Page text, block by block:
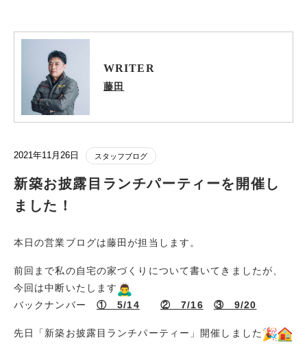
WRITER
藤田
2021年11月26日 スタッフブログ
新築お披露目ランチパーティーを開催し
ました！
本日の営業ブログは藤田が担当します。
前回まで私の自宅の家づくりについて書いてきましたが、
今回は中断いたします
バックナンバー ① 5/14 ② 7/16 ③ 9/20
先日「新築お披露目ランチパーティー」開催しました